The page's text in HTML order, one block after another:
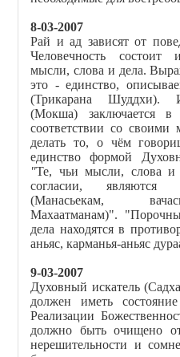
8-03-2007
Рай и ад зависят от
Человечность состоит
мысли, слова и дела.
это - единство,
(Трикарана Шуддхи).
(Мокша) заключается
соответствии со
делать то, о чём
единство формой
"Те, чьи мысли, слова и
согласии, являются
(Манасьекам,
Махаатманам)".
дела находятся в
аньяс, карманья-аньяс
9-03-2007
Духовный искатель
должен иметь
Реализации
должно быть очищено
нерешительности и